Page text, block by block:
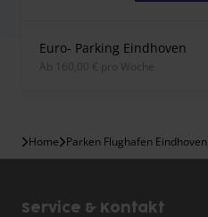
Euro- Parking Eindhoven
ab 160,00 € pro Woche
Home Parken Flughafen Eindhoven
Service & Kontakt